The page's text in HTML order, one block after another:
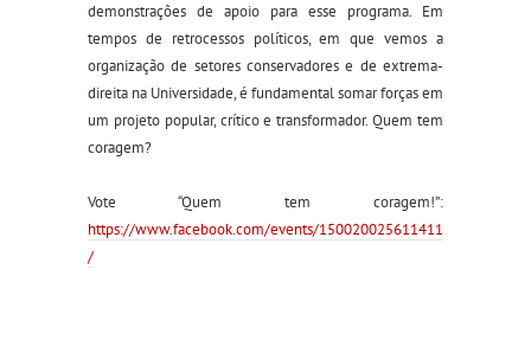
demonstrações de apoio para esse programa. Em
tempos de retrocessos políticos, em que vemos a
organização de setores conservadores e de extrema-
direita na Universidade, é fundamental somar forças em
um projeto popular, crítico e transformador. Quem tem
coragem?
Vote “Quem tem coragem!”:
https://www.facebook.com/events/150020025611411
/